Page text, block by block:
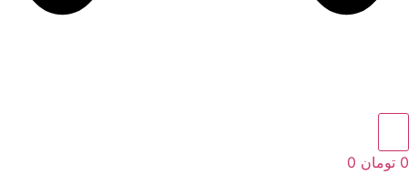
0 تومان 0